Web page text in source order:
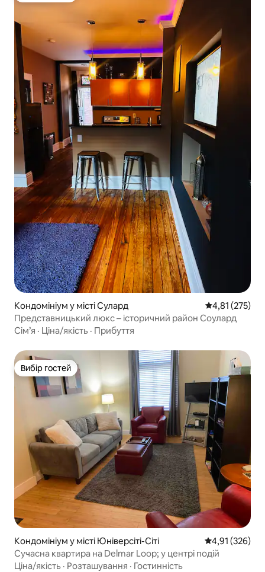
Кондомініум у місті Сулард Середня
4,81 (275)
Представницький люкс – історичний район Соулард
Сім’я · Ціна/якість · Прибуття
Вибір гостей
Вибір гостей
Кондомініум у місті Юніверсіті-Сіті Середня
4,91 (326)
Сучасна квартира на Delmar Loop; у центрі подій
Ціна/якість · Розташування · Гостинність